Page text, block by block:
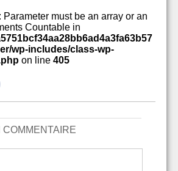
Parameter must be an array or an
Countable in
wp-includes/class-wp-
on line 405
COMMENTAIRE